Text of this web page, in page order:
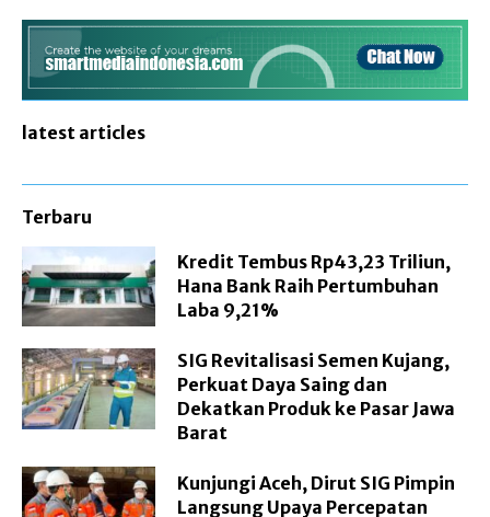
latest articles
Terbaru
Kredit Tembus Rp43,23 Triliun,
Hana Bank Raih Pertumbuhan
Laba 9,21%
SIG Revitalisasi Semen Kujang,
Perkuat Daya Saing dan
Dekatkan Produk ke Pasar Jawa
Barat
Kunjungi Aceh, Dirut SIG Pimpin
Langsung Upaya Percepatan